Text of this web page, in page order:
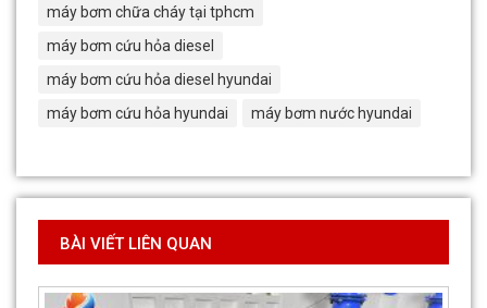
máy bơm chữa cháy tại tphcm
máy bơm cứu hỏa diesel
máy bơm cứu hỏa diesel hyundai
máy bơm cứu hỏa hyundai
máy bơm nước hyundai
BÀI VIẾT LIÊN QUAN